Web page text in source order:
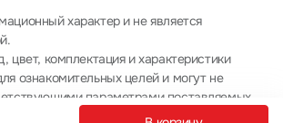
характер и не является
цвет, комплектация и характеристики
ознакомительных целей и могут не
параметрами поставляемых
информацию у менеджера при